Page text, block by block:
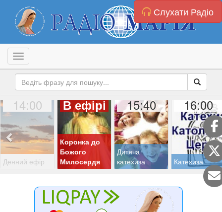
Слухати Радіо
Toggle navigation
14:00
Денний ефір
В ефірі
Коронка до
Божого
Милосердя
15:40
Дитяча
катехиза
16:00
Катехиза